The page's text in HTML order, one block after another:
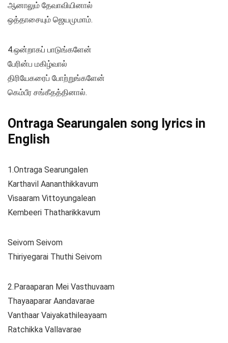
ஆனாலும் தேவாவியினால்
ஒத்தாசையும் ஜெயமுமாம்.
4.ஒன்றாகப் பாடுங்களேன்
பேரின்ப மகிழ்வால்
திரியேகரைப் போற்றுங்களேன்
கெம்பீர சங்கீதத்தினால்.
Ontraga Searungalen song lyrics in
English
1.Ontraga Searungalen
Karthavil Aananthikkavum
Visaaram Vittoyungalean
Kembeeri Thatharikkavum
Seivom Seivom
Thiriyegarai Thuthi Seivom
2.Paraaparan Mei Vasthuvaam
Thayaaparar Aandavarae
Vanthaar Vaiyakathileayaam
Ratchikka Vallavarae